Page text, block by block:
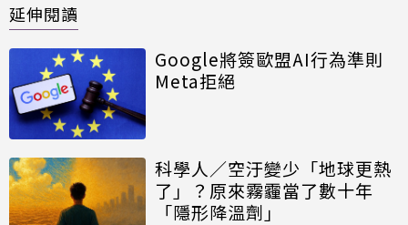
延伸閱讀
Google將簽歐盟AI行為準則
Meta拒絕
科學人／空汙變少「地球更熱
了」？原來霧霾當了數十年
「隱形降溫劑」